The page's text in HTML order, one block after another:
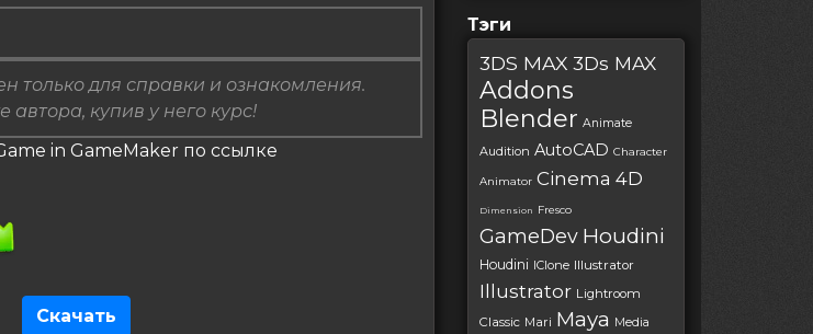
только для справки и ознакомления.
автора, купив у него курс!
in GameMaker по ссылке
Скачать
Тэги
3DS MAX 3Ds MAX
Addons
Blender Animate
Audition AutoCAD Character
Animator Cinema 4D
Dimension Fresco
GameDev Houdini
Houdini IClone Illustrator
Illustrator Lightroom
Classic Mari Maya
Media